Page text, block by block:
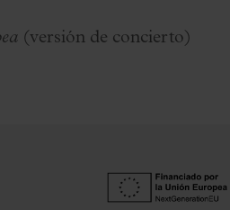
(versión de concierto)